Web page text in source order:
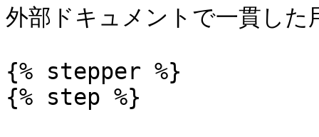
外部ドキュメントで一貫し
{% stepper %}
{% step %}